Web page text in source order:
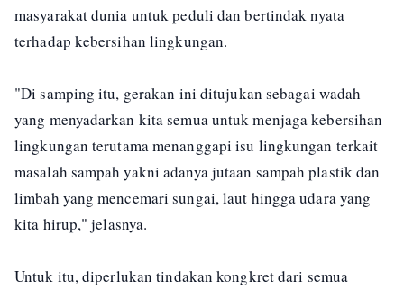
masyarakat dunia untuk peduli dan bertindak nyata
terhadap kebersihan lingkungan.
"Di samping itu, gerakan ini ditujukan sebagai wadah
yang menyadarkan kita semua untuk menjaga kebersihan
lingkungan terutama menanggapi isu lingkungan terkait
masalah sampah yakni adanya jutaan sampah plastik dan
limbah yang mencemari sungai, laut hingga udara yang
kita hirup," jelasnya.
Untuk itu, diperlukan tindakan kongkret dari semua